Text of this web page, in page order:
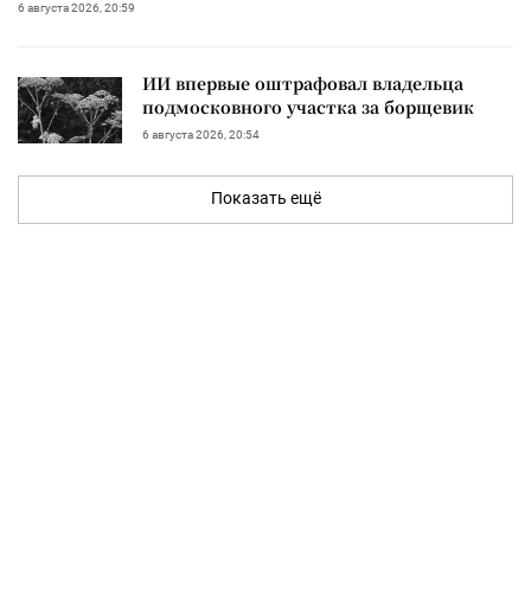
6 августа 2026, 20:59
ИИ впервые оштрафовал владельца
подмосковного участка за борщевик
6 августа 2026, 20:54
Показать ещё